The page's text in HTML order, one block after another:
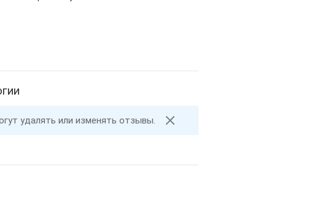
удалять или изменять отзывы.